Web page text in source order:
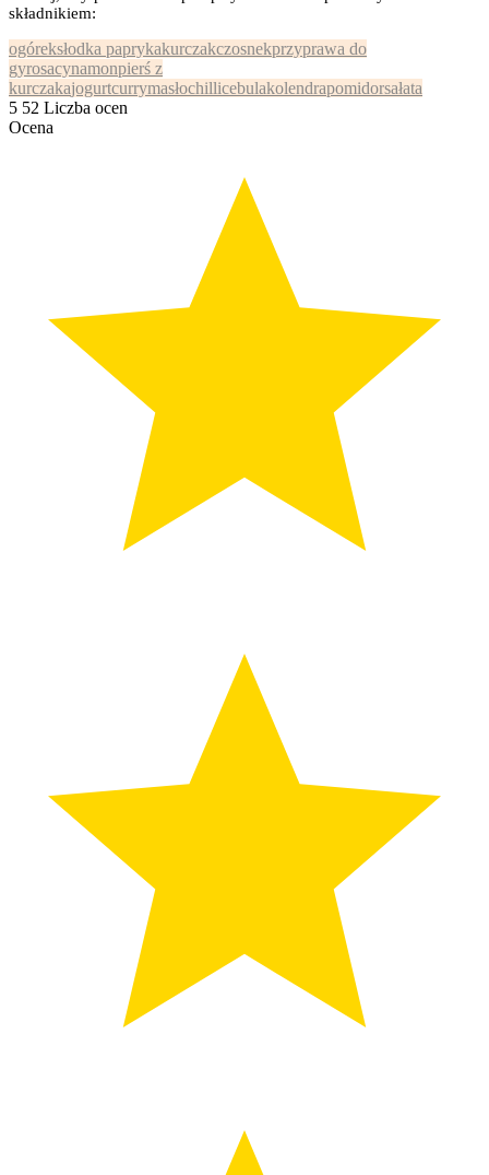
składnikiem:
ogóreksłodka paprykakurczakczosnekprzyprawa do
gyrosacynamonpierś z
kurczakajogurtcurrymasłochillicebulakolendrapomidorsałata
5 52 Liczba ocen
Ocena